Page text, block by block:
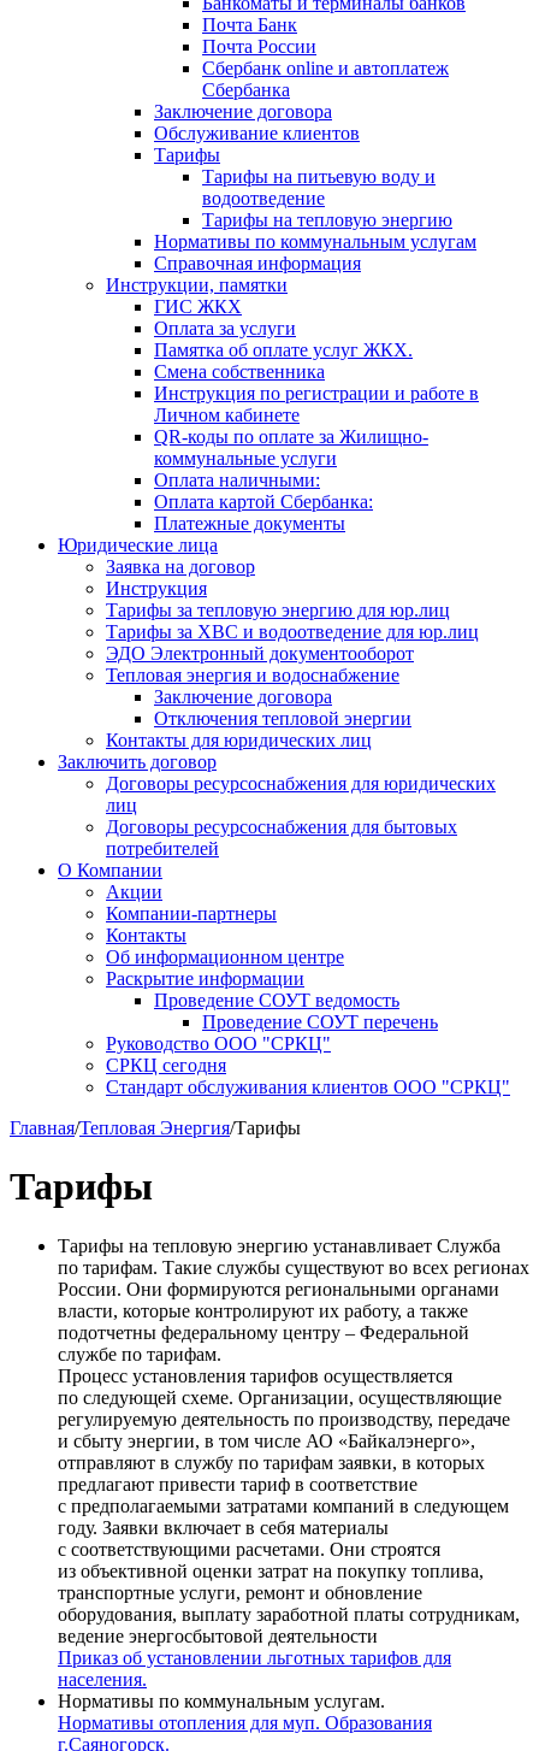
Почта Банк
Почта России
Сбербанк online и автоплатеж
Сбербанка
Заключение договора
Обслуживание клиентов
Тарифы
Тарифы на питьевую воду и
водоотведение
Тарифы на тепловую энергию
Нормативы по коммунальным услугам
Справочная информация
Инструкции, памятки
ГИС ЖКХ
Оплата за услуги
Памятка об оплате услуг ЖКХ.
Смена собственника
Инструкция по регистрации и работе в
Личном кабинете
QR-коды по оплате за Жилищно-
коммунальные услуги
Оплата наличными:
Оплата картой Сбербанка:
Платежные документы
Юридические лица
Заявка на договор
Инструкция
Тарифы за тепловую энергию для юр.лиц
Тарифы за ХВС и водоотведение для юр.лиц
ЭДО Электронный документооборот
Тепловая энергия и водоснабжение
Заключение договора
Отключения тепловой энергии
Контакты для юридических лиц
Заключить договор
Договоры ресурсоснабжения для юридических
лиц
Договоры ресурсоснабжения для бытовых
потребителей
О Компании
Акции
Компании-партнеры
Контакты
Об информационном центре
Раскрытие информации
Проведение СОУТ ведомость
Проведение СОУТ перечень
Руководство ООО "СРКЦ"
СРКЦ сегодня
Стандарт обслуживания клиентов ООО "СРКЦ"
Главная/Тепловая Энергия/Тарифы
Тарифы
Тарифы на тепловую энергию устанавливает Cлужба
по тарифам. Такие службы существуют во всех регионах
России. Они формируются региональными органами
власти, которые контролируют их работу, а также
подотчетны федеральному центру – Федеральной
службе по тарифам.
Процесс установления тарифов осуществляется
по следующей схеме. Организации, осуществляющие
регулируемую деятельность по производству, передаче
и сбыту энергии, в том числе АО «Байкалэнерго»,
отправляют в службу по тарифам заявки, в которых
предлагают привести тариф в соответствие
с предполагаемыми затратами компаний в следующем
году. Заявки включает в себя материалы
с соответствующими расчетами. Они строятся
из объективной оценки затрат на покупку топлива,
транспортные услуги, ремонт и обновление
оборудования, выплату заработной платы сотрудникам,
ведение энергосбытовой деятельности
Приказ об установлении льготных тарифов для
населения.
Нормативы по коммунальным услугам.
Нормативы отопления для муп. Образования
г.Саяногорск.